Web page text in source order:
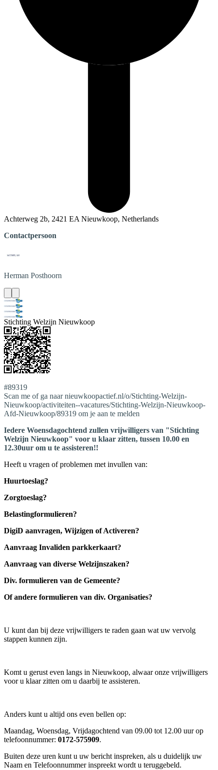
Achterweg 2b, 2421 EA Nieuwkoop, Netherlands
Contactpersoon
Herman Posthoorn
Stichting Welzijn Nieuwkoop
#89319
Scan me of ga naar nieuwkoopactief.nl/o/Stichting-Welzijn-
Nieuwkoop/activiteiten--vacatures/Stichting-Welzijn-Nieuwkoop-
Afd-Nieuwkoop/89319 om je aan te melden
Iedere Woensdagochtend zullen vrijwilligers van "Stichting
Welzijn Nieuwkoop" voor u klaar zitten, tussen 10.00 en
12.30uur om u te assisteren!!
Heeft u vragen of problemen met invullen van:
Huurtoeslag?
Zorgtoeslag?
Belastingformulieren?
DigiD aanvragen, Wijzigen of Activeren?
Aanvraag Invaliden parkkerkaart?
Aanvraag van diverse Welzijnszaken?
Div. formulieren van de Gemeente?
Of andere formulieren van div. Organisaties?
U kunt dan bij deze vrijwilligers te raden gaan wat uw vervolg
stappen kunnen zijn.
Komt u gerust even langs in Nieuwkoop, alwaar onze vrijwilligers
voor u klaar zitten om u daarbij te assisteren.
Anders kunt u altijd ons even bellen op:
Maandag, Woensdag, Vrijdagochtend van 09.00 tot 12.00 uur op
telefoonnummer: 0172-575909.
Buiten deze uren kunt u uw bericht inspreken, als u duidelijk uw
Naam en Telefoonnummer inspreekt wordt u teruggebeld.